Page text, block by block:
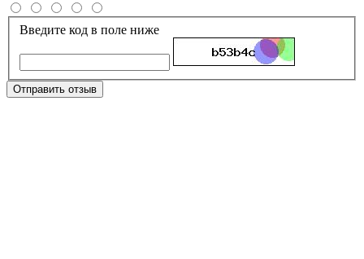
Введите код в поле ниже
Отправить отзыв